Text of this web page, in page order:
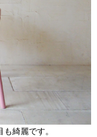
綺麗です。